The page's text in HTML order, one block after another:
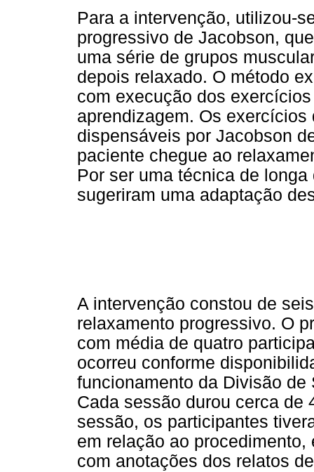
Para a intervenção, utilizou-
progressivo de Jacobson,
uma série de grupos
depois relaxado. O método
com execução dos
aprendizagem. Os
dispensáveis por Jacobson
paciente chegue ao
Por ser uma técnica de
sugeriram uma adaptação
A intervenção constou de
relaxamento progressivo. O
com média de quatro
ocorreu conforme
funcionamento da Divisão de
Cada sessão durou cerca de
sessão, os participantes
em relação ao
com anotações dos relatos